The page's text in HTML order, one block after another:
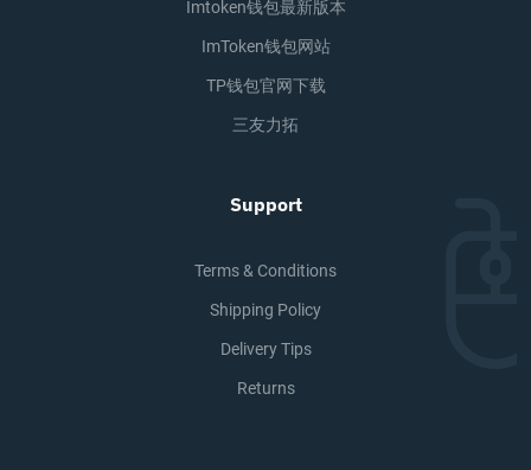
Imtoken钱包最新版本
ImToken钱包网站
TP钱包官网下载
三友力拓
Support
Terms & Conditions
Shipping Policy
Delivery Tips
Returns